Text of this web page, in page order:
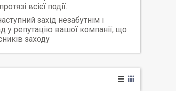
всієї події.
захід незабутнім і
у репутацію вашої компанії, що
заходу